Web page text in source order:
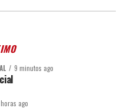
9 minutos ago
ago